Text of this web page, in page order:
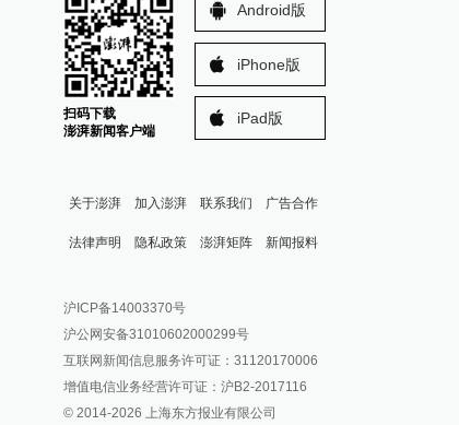
扫码下载
澎湃新闻客户端
Android版
iPhone版
iPad版
关于澎湃 加入澎湃 联系我们 广告合作
法律声明 隐私政策 澎湃矩阵
澎湃新闻公众号
澎湃新闻抖音号
派生万物开放平台
IP SHANGHAI
新闻报料
报料邮箱: news@thepaper.cn
沪ICP备14003370号
沪公网安备31010602000299号
互联网新闻信息服务许可证：31120170006
增值电信业务经营许可证：沪B2-2017116
© 2014-2026 上海东方报业有限公司